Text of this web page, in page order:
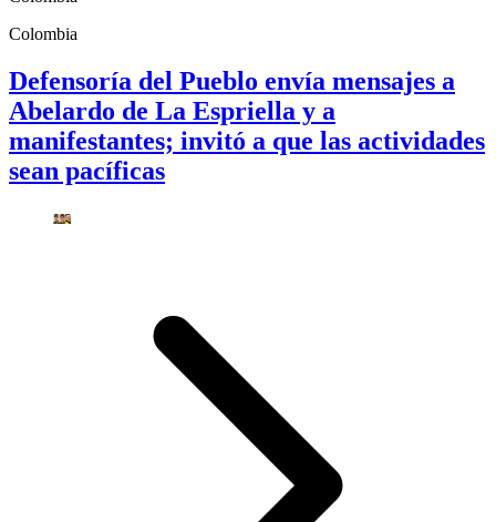
Colombia
Defensoría del Pueblo envía mensajes a
Abelardo de La Espriella y a
manifestantes; invitó a que las actividades
sean pacíficas